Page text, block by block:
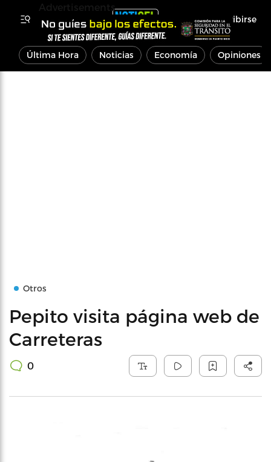
Inscribirse
Última Hora Noticias Economía Opiniones
Otros
Pepito visita página web de
Carreteras
0
Advertisements